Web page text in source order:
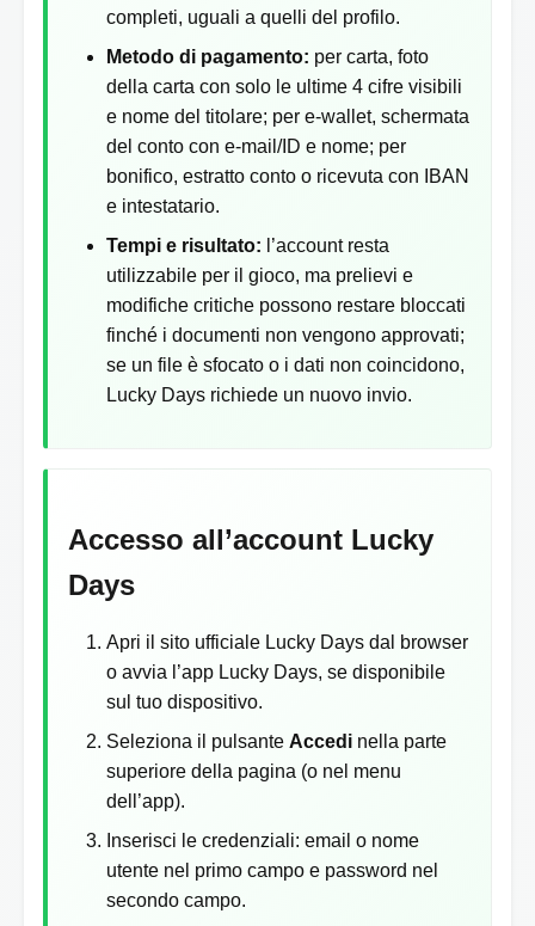
completi, uguali a quelli del profilo.
Metodo di pagamento: per carta, foto
della carta con solo le ultime 4 cifre visibili
e nome del titolare; per e-wallet, schermata
del conto con e-mail/ID e nome; per
bonifico, estratto conto o ricevuta con IBAN
e intestatario.
Tempi e risultato: l’account resta
utilizzabile per il gioco, ma prelievi e
modifiche critiche possono restare bloccati
finché i documenti non vengono approvati;
se un file è sfocato o i dati non coincidono,
Lucky Days richiede un nuovo invio.
Accesso all’account Lucky
Days
Apri il sito ufficiale Lucky Days dal browser
o avvia l’app Lucky Days, se disponibile
sul tuo dispositivo.
Seleziona il pulsante Accedinella parte
superiore della pagina (o nel menu
dell’app).
Inserisci le credenziali: email o nome
utente nel primo campo e password nel
secondo campo.